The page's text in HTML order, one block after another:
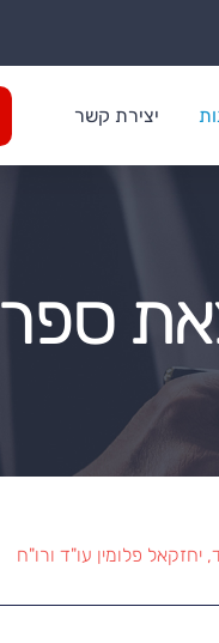
יצירת קשר
ספר
פלומין עו"ד ורו"ח